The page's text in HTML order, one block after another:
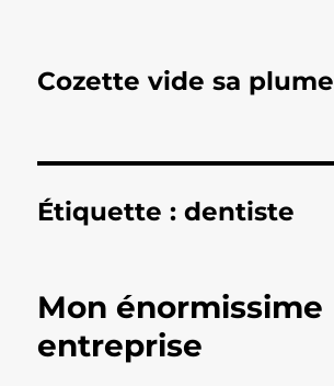
Cozette vide sa plume
Étiquette :dentiste
Mon énormissime
entreprise